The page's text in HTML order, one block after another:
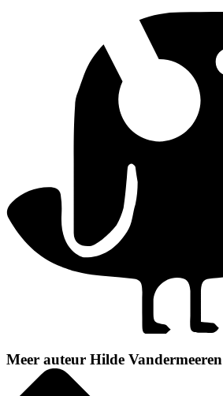
Meer auteur Hilde Vandermeeren